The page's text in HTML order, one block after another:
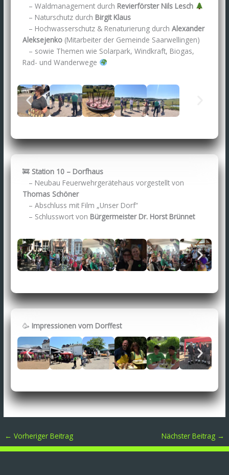
– Waldmanagement durch Revierförster Nils Lesch
– Naturschutz durch Birgit Klaus
– Hochwasserschutz & Renaturierung durchAlexander
Aleksejenko (Mitarbeiter der Gemeinde Saarwellingen)
– sowie Themen wie Solarpark, Windkraft, Biogas,
Rad- und Wanderwege
🚒 Station 10 – Dorfhaus
– Neubau Feuerwehrgerätehaus vorgestellt von
Thomas Schöner
– Abschluss mit Film „Unser Dorf“
– Schlusswort von Bürgermeister Dr. Horst Brünnet
🥳 Impressionen vom Dorffest
← Vorheriger Beitrag Nächster Beitrag →